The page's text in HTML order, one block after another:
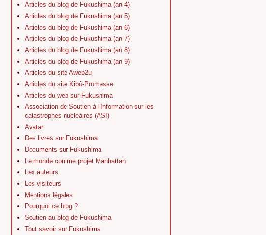
Articles du blog de Fukushima (an 4)
Articles du blog de Fukushima (an 5)
Articles du blog de Fukushima (an 6)
Articles du blog de Fukushima (an 7)
Articles du blog de Fukushima (an 8)
Articles du blog de Fukushima (an 9)
Articles du site Aweb2u
Articles du site Kibô-Promesse
Articles du web sur Fukushima
Association de Soutien à l'Information sur les
catastrophes nucléaires (ASI)
Avatar
Des livres sur Fukushima
Documents sur Fukushima
Le monde comme projet Manhattan
Les auteurs
Les visiteurs
Mentions légales
Pourquoi ce blog ?
Soutien au blog de Fukushima
Tout savoir sur Fukushima